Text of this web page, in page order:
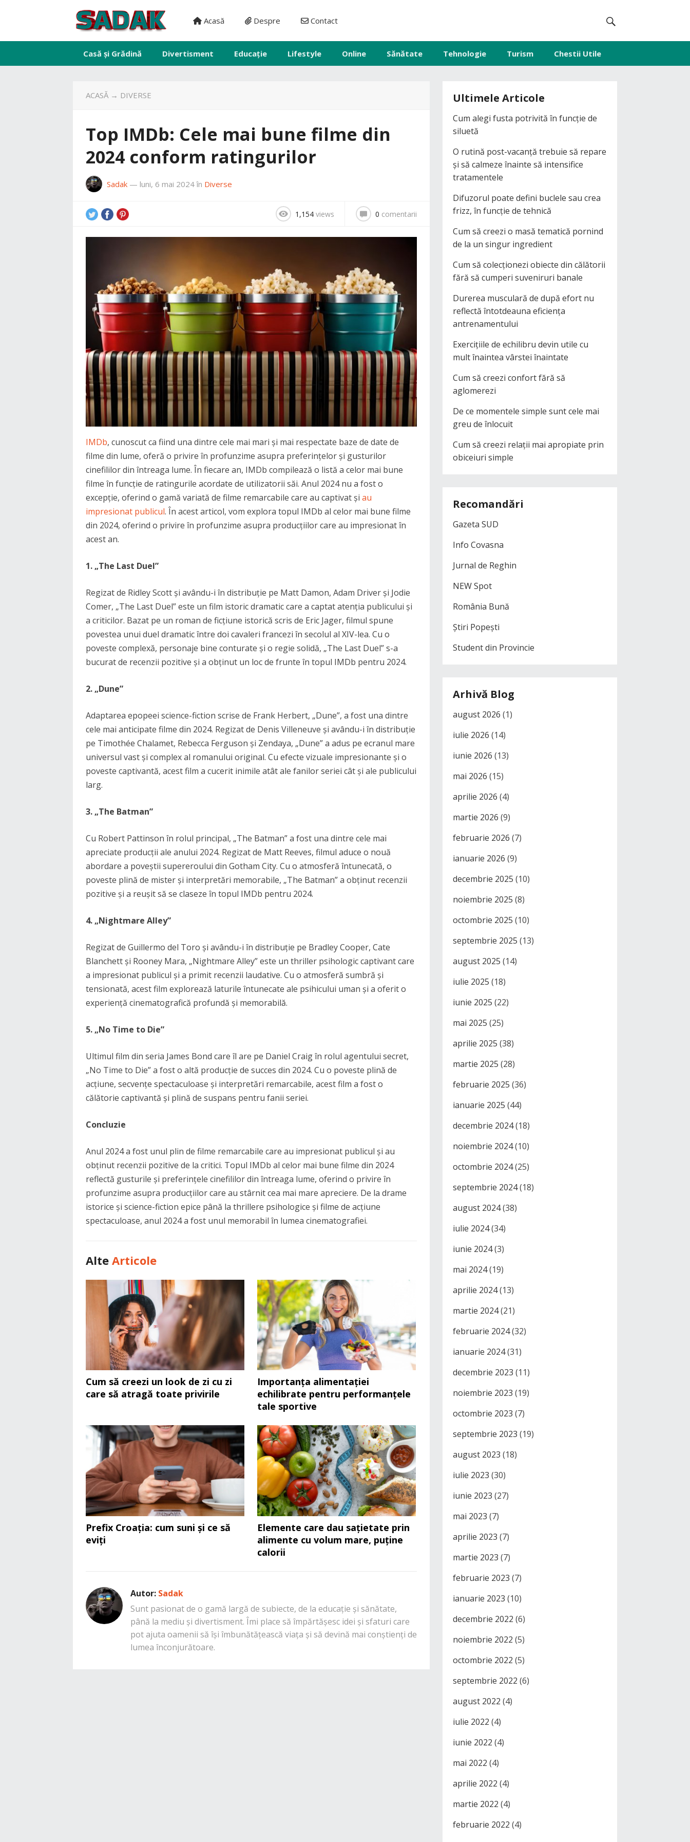
Acasă Despre Contact
Casă și Grădină Divertisment Educație Lifestyle Online Sănătate Tehnologie Turism Chestii Utile
ACASĂ→ DIVERSE
Top IMDb: Cele mai bune filme din
2024 conform ratingurilor
Sadak — luni, 6 mai 2024 în Diverse
1,154 views 0 comentarii
IMDb, cunoscut ca fiind una dintre cele mai mari și mai respectate baze de date de
filme din lume, oferă o privire în profunzime asupra preferințelor și gusturilor
cinefililor din întreaga lume. În fiecare an, IMDb compilează o listă a celor mai bune
filme în funcție de ratingurile acordate de utilizatorii săi. Anul 2024 nu a fost o
excepție, oferind o gamă variată de filme remarcabile care au captivat și au
impresionat publicul. În acest articol, vom explora topul IMDb al celor mai bune filme
din 2024, oferind o privire în profunzime asupra producțiilor care au impresionat în
acest an.
1. „The Last Duel”
Regizat de Ridley Scott și avându-i în distribuție pe Matt Damon, Adam Driver și Jodie
Comer, „The Last Duel” este un film istoric dramatic care a captat atenția publicului și
a criticilor. Bazat pe un roman de ficțiune istorică scris de Eric Jager, filmul spune
povestea unui duel dramatic între doi cavaleri francezi în secolul al XIV-lea. Cu o
poveste complexă, personaje bine conturate și o regie solidă, „The Last Duel” s-a
bucurat de recenzii pozitive și a obținut un loc de frunte în topul IMDb pentru 2024.
2. „Dune”
Adaptarea epopeei science-fiction scrise de Frank Herbert, „Dune”, a fost una dintre
cele mai anticipate filme din 2024. Regizat de Denis Villeneuve și avându-i în distribuție
pe Timothée Chalamet, Rebecca Ferguson și Zendaya, „Dune” a adus pe ecranul mare
universul vast și complex al romanului original. Cu efecte vizuale impresionante și o
poveste captivantă, acest film a cucerit inimile atât ale fanilor seriei cât și ale publicului
larg.
3. „The Batman”
Cu Robert Pattinson în rolul principal, „The Batman” a fost una dintre cele mai
apreciate producții ale anului 2024. Regizat de Matt Reeves, filmul aduce o nouă
abordare a poveștii supereroului din Gotham City. Cu o atmosferă întunecată, o
poveste plină de mister și interpretări memorabile, „The Batman” a obținut recenzii
pozitive și a reușit să se claseze în topul IMDb pentru 2024.
4. „Nightmare Alley”
Regizat de Guillermo del Toro și avându-i în distribuție pe Bradley Cooper, Cate
Blanchett și Rooney Mara, „Nightmare Alley” este un thriller psihologic captivant care
a impresionat publicul și a primit recenzii laudative. Cu o atmosferă sumbră și
tensionată, acest film explorează laturile întunecate ale psihicului uman și a oferit o
experiență cinematografică profundă și memorabilă.
5. „No Time to Die”
Ultimul film din seria James Bond care îl are pe Daniel Craig în rolul agentului secret,
„No Time to Die” a fost o altă producție de succes din 2024. Cu o poveste plină de
acțiune, secvențe spectaculoase și interpretări remarcabile, acest film a fost o
călătorie captivantă și plină de suspans pentru fanii seriei.
Concluzie
Anul 2024 a fost unul plin de filme remarcabile care au impresionat publicul și au
obținut recenzii pozitive de la critici. Topul IMDb al celor mai bune filme din 2024
reflectă gusturile și preferințele cinefililor din întreaga lume, oferind o privire în
profunzime asupra producțiilor care au stârnit cea mai mare apreciere. De la drame
istorice și science-fiction epice până la thrillere psihologice și filme de acțiune
spectaculoase, anul 2024 a fost unul memorabil în lumea cinematografiei.
Alte Articole
Cum să creezi un look de zi cu zi
care să atragă toate privirile
Importanța alimentației
echilibrate pentru performanțele
tale sportive
Prefix Croația: cum suni și ce să
eviți
Elemente care dau sațietate prin
alimente cu volum mare, puține
calorii
Autor: Sadak
Sunt pasionat de o gamă largă de subiecte, de la educație și sănătate,
până la mediu și divertisment. Îmi place să împărtășesc idei și sfaturi care
pot ajuta oamenii să își îmbunătățească viața și să devină mai conștienți de
lumea înconjurătoare.
Ultimele Articole
Cum alegi fusta potrivită în funcție de
siluetă
O rutină post-vacanță trebuie să repare
și să calmeze înainte să intensifice
tratamentele
Difuzorul poate defini buclele sau crea
frizz, în funcție de tehnică
Cum să creezi o masă tematică pornind
de la un singur ingredient
Cum să colecționezi obiecte din călătorii
fără să cumperi suveniruri banale
Durerea musculară de după efort nu
reflectă întotdeauna eficiența
antrenamentului
Exercițiile de echilibru devin utile cu
mult înaintea vârstei înaintate
Cum să creezi confort fără să
aglomerezi
De ce momentele simple sunt cele mai
greu de înlocuit
Cum să creezi relații mai apropiate prin
obiceiuri simple
Recomandări
Gazeta SUD
Info Covasna
Jurnal de Reghin
NEW Spot
România Bună
Știri Popești
Student din Provincie
Arhivă Blog
august 2026 (1)
iulie 2026 (14)
iunie 2026 (13)
mai 2026 (15)
aprilie 2026 (4)
martie 2026 (9)
februarie 2026 (7)
ianuarie 2026 (9)
decembrie 2025 (10)
noiembrie 2025 (8)
octombrie 2025 (10)
septembrie 2025 (13)
august 2025 (14)
iulie 2025 (18)
iunie 2025 (22)
mai 2025 (25)
aprilie 2025 (38)
martie 2025 (28)
februarie 2025 (36)
ianuarie 2025 (44)
decembrie 2024(18)
noiembrie 2024(10)
octombrie 2024(25)
septembrie 2024(18)
august 2024(38)
iulie 2024(34)
iunie 2024(3)
mai 2024(19)
aprilie 2024(13)
martie 2024(21)
februarie 2024(32)
ianuarie 2024(31)
decembrie 2023 (11)
noiembrie 2023 (19)
octombrie 2023 (7)
septembrie 2023 (19)
august 2023 (18)
iulie 2023 (30)
iunie 2023 (27)
mai 2023 (7)
aprilie 2023 (7)
martie 2023 (7)
februarie 2023 (7)
ianuarie 2023 (10)
decembrie 2022 (6)
noiembrie 2022 (5)
octombrie 2022 (5)
septembrie 2022 (6)
august 2022 (4)
iulie 2022 (4)
iunie 2022 (4)
mai 2022 (4)
aprilie 2022 (4)
martie 2022 (4)
februarie 2022 (4)